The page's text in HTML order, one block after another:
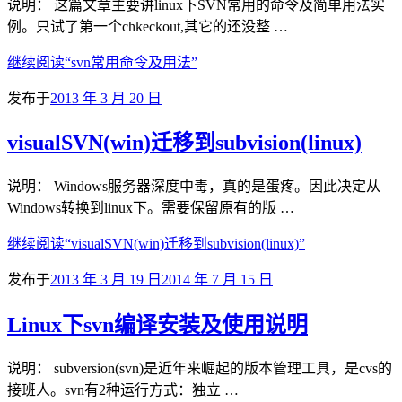
说明： 这篇文章主要讲linux下SVN常用的命令及简单用法实
例。只试了第一个chkeckout,其它的还没整 …
继续阅读“svn常用命令及用法”
发布于2013 年 3 月 20 日
visualSVN(win)迁移到subvision(linux)
说明： Windows服务器深度中毒，真的是蛋疼。因此决定从
Windows转换到linux下。需要保留原有的版 …
继续阅读“visualSVN(win)迁移到subvision(linux)”
发布于2013 年 3 月 19 日 2014 年 7 月 15 日
Linux下svn编译安装及使用说明
说明： subversion(svn)是近年来崛起的版本管理工具，是cvs的
接班人。svn有2种运行方式：独立 …